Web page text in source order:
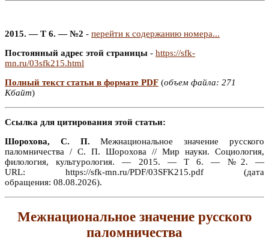
2015. — Т 6. — №2 - перейти к содержанию номера...
Постоянный адрес этой страницы - https://sfk-
mn.ru/03sfk215.html
Полный текст статьи в формате PDF (объем файла: 271
Кбайт)
Ссылка для цитирования этой статьи:
Шорохова, С. П. Межнациональное значение русского
паломничества / С. П. Шорохова // Мир науки. Социология,
филология, культурология. — 2015. — Т 6. — №2. —
URL: https://sfk-mn.ru/PDF/03SFK215.pdf (дата
обращения: 08.08.2026).
Межнациональное значение русского
паломничества